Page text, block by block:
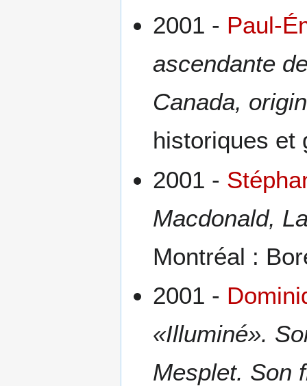
2001 - Paul-
ascendante
Canada,
historiques et
2001 -
Macdonald,
Montréal :
2001 -
«Illuminé».
Mesplet. Son